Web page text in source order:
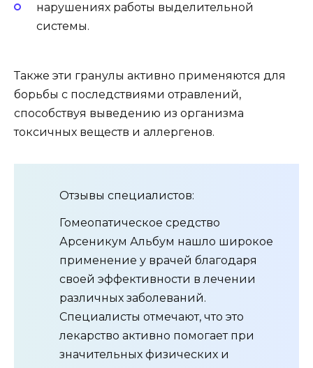
нарушениях работы выделительной
системы.
Также эти гранулы активно применяются для
борьбы с последствиями отравлений,
способствуя выведению из организма
токсичных веществ и аллергенов.
Отзывы специалистов:
Гомеопатическое средство
Арсеникум Альбум нашло широкое
применение у врачей благодаря
своей эффективности в лечении
различных заболеваний.
Специалисты отмечают, что это
лекарство активно помогает при
значительных физических и